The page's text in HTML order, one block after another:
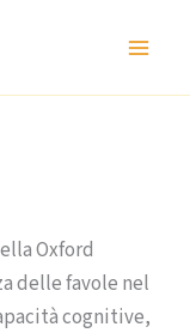
Oxford
delle favole nel
cognitive,